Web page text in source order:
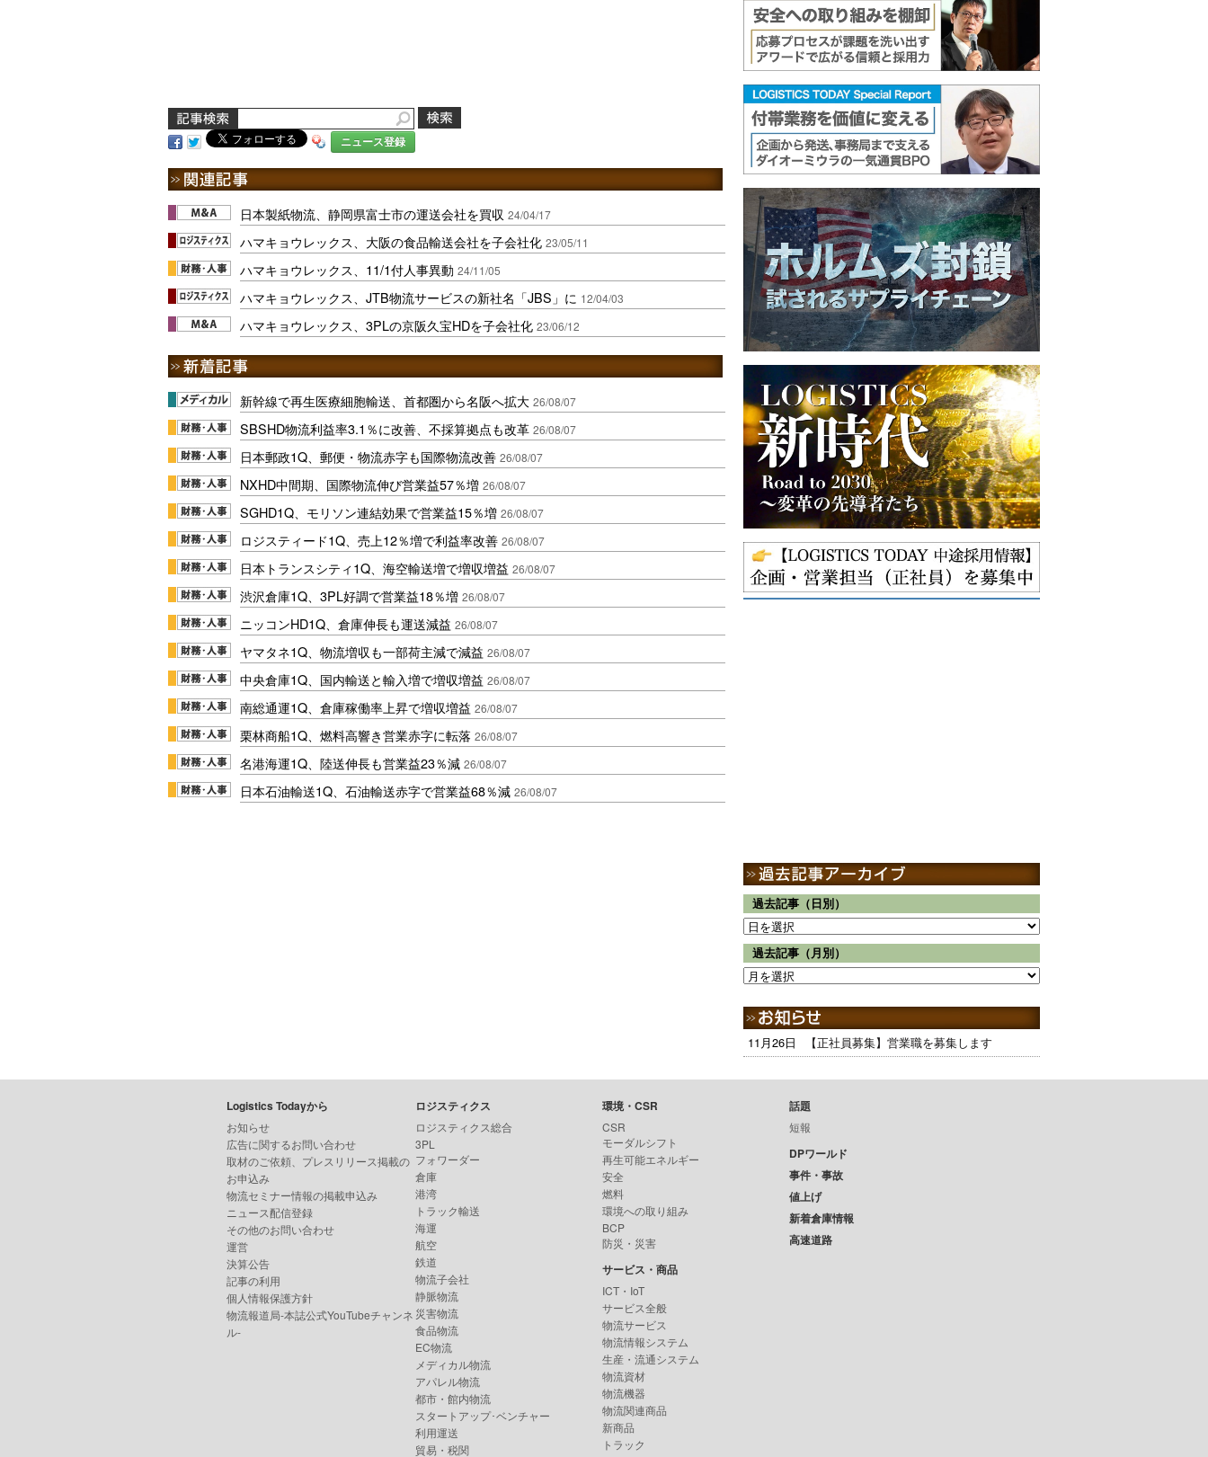
ニュース登録
日本製紙物流、静岡県富士市の運送会社を買収 24/04/17
ハマキョウレックス、大阪の食品輸送会社を子会社化 23/05/11
ハマキョウレックス、11/1付人事異動 24/11/05
ハマキョウレックス、JTB物流サービスの新社名「JBS」に 12/04/03
ハマキョウレックス、3PLの京阪久宝HDを子会社化 23/06/12
新幹線で再生医療細胞輸送、首都圏から名阪へ拡大 26/08/07
SBSHD物流利益率3.1％に改善、不採算拠点も改革 26/08/07
日本郵政1Q、郵便・物流赤字も国際物流改善 26/08/07
NXHD中間期、国際物流伸び営業益57％増 26/08/07
SGHD1Q、モリソン連結効果で営業益15％増 26/08/07
ロジスティード1Q、売上12％増で利益率改善 26/08/07
日本トランスシティ1Q、海空輸送増で増収増益 26/08/07
渋沢倉庫1Q、3PL好調で営業益18％増 26/08/07
ニッコンHD1Q、倉庫伸長も運送減益 26/08/07
ヤマタネ1Q、物流増収も一部荷主減で減益 26/08/07
中央倉庫1Q、国内輸送と輸入増で増収増益 26/08/07
南総通運1Q、倉庫稼働率上昇で増収増益 26/08/07
栗林商船1Q、燃料高響き営業赤字に転落 26/08/07
名港海運1Q、陸送伸長も営業益23％減 26/08/07
日本石油輸送1Q、石油輸送赤字で営業益68％減 26/08/07
過去記事（日別）
過去記事（月別）
11月26日 【正社員募集】営業職を募集します
Logistics Todayから
お知らせ
広告に関するお問い合わせ
取材のご依頼、プレスリリース掲載の
お申込み
物流セミナー情報の掲載申込み
ニュース配信登録
その他のお問い合わせ
運営
決算公告
記事の利用
個人情報保護方針
物流報道局-本誌公式YouTubeチャンネ
ル-
ロジスティクス
ロジスティクス総合
3PL
フォワーダー
倉庫
港湾
トラック輸送
海運
航空
鉄道
物流子会社
静脈物流
災害物流
食品物流
EC物流
メディカル物流
アパレル物流
都市・館内物流
スタートアップ･ベンチャー
利用運送
貿易・税関
環境・CSR
CSR
モーダルシフト
再生可能エネルギー
安全
燃料
環境への取り組み
BCP
防災・災害
サービス・商品
ICT・IoT
サービス全般
物流サービス
物流情報システム
生産・流通システム
物流資材
物流機器
物流関連商品
新商品
トラック
話題
短報
DPワールド
事件・事故
値上げ
新着倉庫情報
高速道路